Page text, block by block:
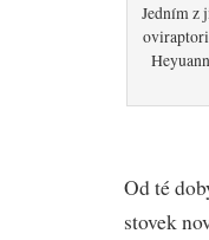
Jedním z
Od té
stovek